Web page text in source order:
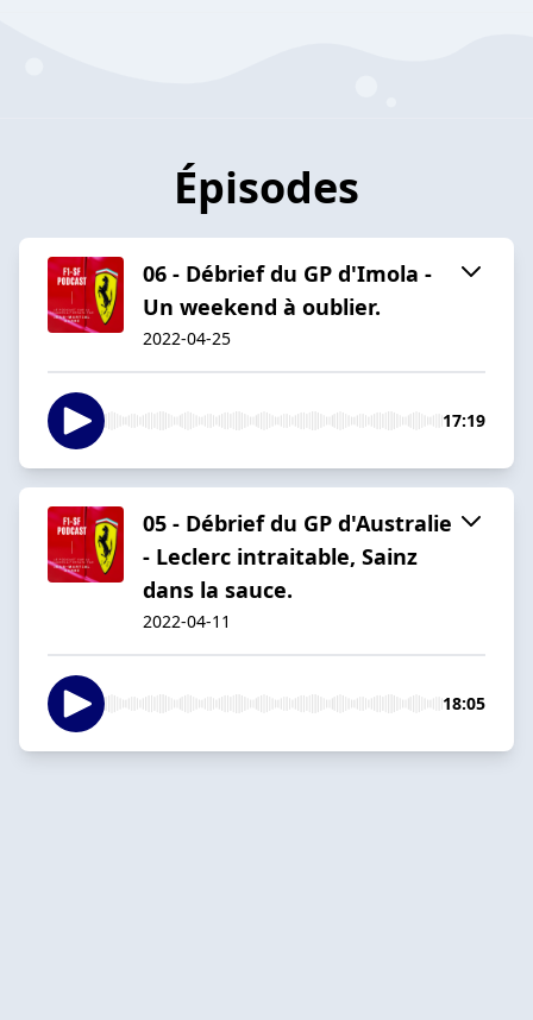
Épisodes
06 - Débrief du GP d'Imola -
Un weekend à oublier.
2022-04-25
17:19
05 - Débrief du GP d'Australie
- Leclerc intraitable, Sainz
dans la sauce.
2022-04-11
18:05